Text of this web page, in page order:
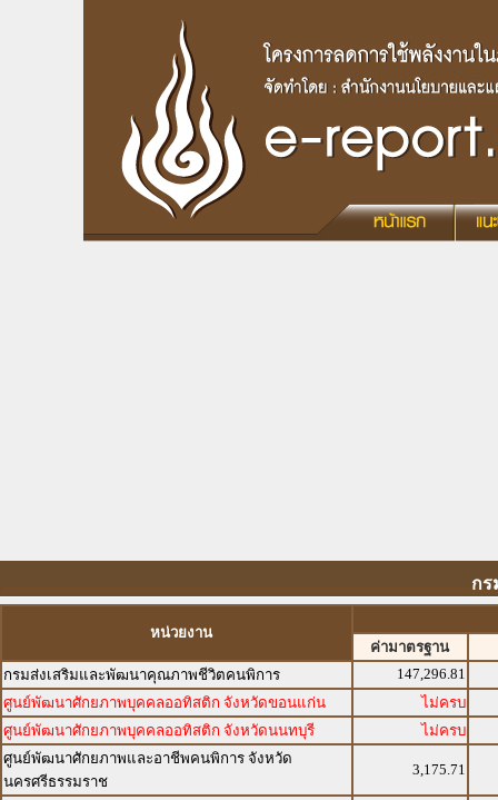
ก
หน่วยงาน
ค่ามาตรฐาน
กรมส่งเสริมและพัฒนาคุณภาพชีวิตคนพิการ
147,296.81
ศูนย์พัฒนาศักยภาพบุคคลออทิสติก จังหวัดขอนแก่น
ไม่ครบ
ศูนย์พัฒนาศักยภาพบุคคลออทิสติก จังหวัดนนทบุรี
ไม่ครบ
ศูนย์พัฒนาศักยภาพและอาชีพคนพิการ จังหวัด
นครศรีธรรมราช
3,175.71